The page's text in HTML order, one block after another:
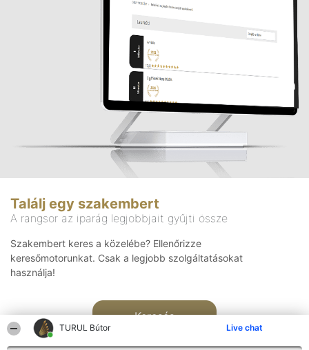
TURUL Bútor Live chat
Találj egy szakembert
A rangsor az iparág legjobbjait gyűjti össze
Szakembert keres a közelébe? Ellenőrizze
keresőmotorunkat. Csak a legjobb szolgáltatásokat
használja!
Keresés